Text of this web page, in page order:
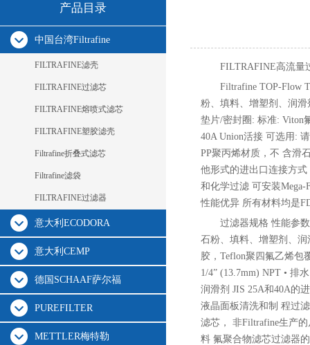
产品目录
中国台湾Filtrafine
FILTRAFINE滤壳
FILTRAFINE过滤芯
FILTRAFINE熔喷式滤芯
FILTRAFINE塑胶滤壳
Filtrafine折叠式滤芯
Filtrafine滤袋
FILTRAFINE过滤器
意大利ECODORA
意大利CEMP
德国SCHAAF萨尔福
PUREFILTER
METTLER梅特勒
FILTRAFINE高流量
Filtrafine TOP-Flow
粉、填料、增塑剂、润滑
垫片/密封圈: 标准: Viton
40A Union活接 可选用:
PP聚丙烯材质，不 含滑
他形式的进出口连接方
和化学过滤 可安装
性能优异 所有材料均是
过滤器规格 性能参
石粉、填料、增塑剂、润
胶，Teflon聚四氟乙烯包
1/4” (13.7mm) NPT • 排
润滑剂 JIS 25A和40A的
液晶面板清洗和制 程过
滤芯， 非Filtrafine生产
料 氟聚合物滤芯过滤器